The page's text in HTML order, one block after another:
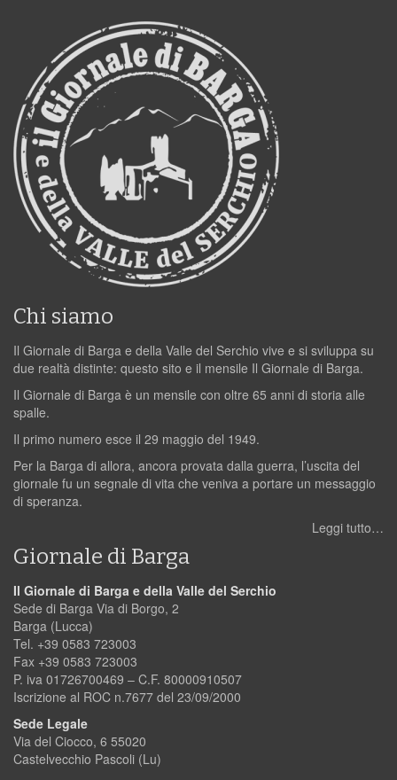
Chi siamo
Il Giornale di Barga e della Valle del Serchio vive e si sviluppa su
due realtà distinte: questo sito e il mensile Il Giornale di Barga.
Il Giornale di Barga è un mensile con oltre 65 anni di storia alle
spalle.
Il primo numero esce il 29 maggio del 1949.
Per la Barga di allora, ancora provata dalla guerra, l’uscita del
giornale fu un segnale di vita che veniva a portare un messaggio
di speranza.
Leggi tutto…
Giornale di Barga
Il Giornale di Barga e della Valle del Serchio
Sede di Barga Via di Borgo, 2
Barga (Lucca)
Tel. +39 0583 723003
Fax +39 0583 723003
P. iva 01726700469 – C.F. 80000910507
Iscrizione al ROC n.7677 del 23/09/2000
Sede Legale
Via del Ciocco, 6 55020
Castelvecchio Pascoli (Lu)